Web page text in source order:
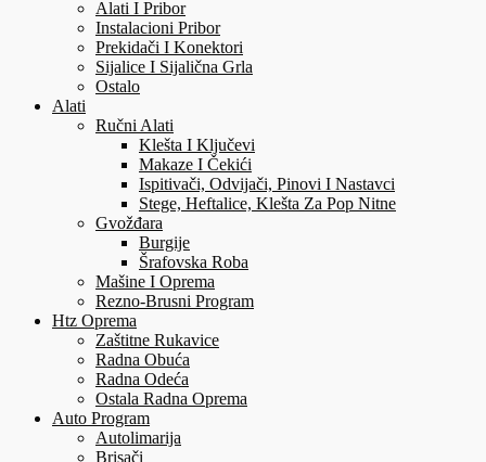
Alati I Pribor
Instalacioni Pribor
Prekidači I Konektori
Sijalice I Sijalična Grla
Ostalo
Alati
Ručni Alati
Klešta I Ključevi
Makaze I Čekići
Ispitivači, Odvijači, Pinovi I Nastavci
Stege, Heftalice, Klešta Za Pop Nitne
Gvožđara
Burgije
Šrafovska Roba
Mašine I Oprema
Rezno-Brusni Program
Htz Oprema
Zaštitne Rukavice
Radna Obuća
Radna Odeća
Ostala Radna Oprema
Auto Program
Autolimarija
Brisači